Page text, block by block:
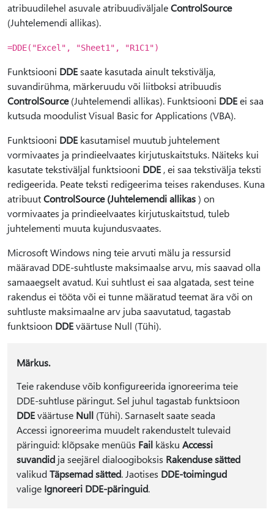
atribuudilehel asuvale atribuudiväljaleControlSource
(Juhtelemendi allikas).
=DDE("Excel", "Sheet1", "R1C1")
Funktsiooni DDEsaate kasutada ainult tekstivälja,
suvandirühma, märkeruudu või liitboksi atribuudis
ControlSource(Juhtelemendi allikas). Funktsiooni DDEei saa
kutsuda moodulist Visual Basic for Applications (VBA).
Funktsiooni DDE kasutamisel muutub juhtelement
vormivaates ja prindieelvaates kirjutuskaitstuks. Näiteks kui
kasutate tekstiväljal funktsiooni DDE , ei saa tekstivälja teksti
redigeerida. Peate teksti redigeerima teises rakenduses. Kuna
atribuutControlSource (Juhtelemendi allikas) on
vormivaates ja prindieelvaates kirjutuskaitstud, tuleb
juhtelementi muuta kujundusvaates.
Microsoft Windows ning teie arvuti mälu ja ressursid
määravad DDE-suhtluste maksimaalse arvu, mis saavad olla
samaaegselt avatud. Kui suhtlust ei saa algatada, sest teine
rakendus ei tööta või ei tunne määratud teemat ära või on
suhtluste maksimaalne arv juba saavutatud, tagastab
funktsioon DDEväärtuse Null (Tühi).
Märkus.
Teie rakenduse võib konfigureerida ignoreerima teie
DDE-suhtluse päringut. Sel juhul tagastab funktsioon
DDEväärtuse Null(Tühi). Sarnaselt saate seada
Accessi ignoreerima muudelt rakendustelt tulevaid
päringuid: klõpsake menüüs Failkäsku Accessi
suvandidja seejärel dialoogiboksis Rakenduse sätted
valikudTäpsemad sätted. Jaotises DDE-toimingud
valige Ignoreeri DDE-päringuid.